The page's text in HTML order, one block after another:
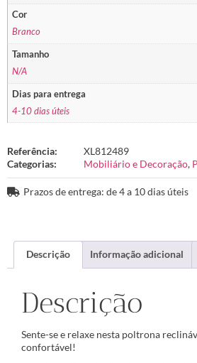
Cor
Branco
Tamanho
N/A
Dias para entrega
4-10 dias úteis
Referência:
XL812489
Categorias:
Mobiliário e Decoração,
Prazos de entrega: de 4 a 10 dias úteis
Descrição Informação adicional
Descrição
Sente-se e relaxe nesta poltrona
confortável!